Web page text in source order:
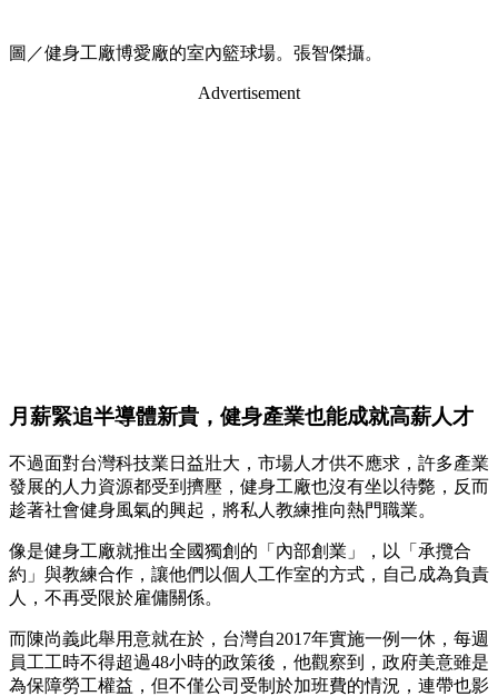
圖／健身工廠博愛廠的室內籃球場。張智傑攝。
Advertisement
月薪緊追半導體新貴，健身產業也能成就高薪人才
不過面對台灣科技業日益壯大，市場人才供不應求，許多產業
發展的人力資源都受到擠壓，健身工廠也沒有坐以待斃，反而
趁著社會健身風氣的興起，將私人教練推向熱門職業。
像是健身工廠就推出全國獨創的「內部創業」，以「承攬合
約」與教練合作，讓他們以個人工作室的方式，自己成為負責
人，不再受限於雇傭關係。
而陳尚義此舉用意就在於，台灣自2017年實施一例一休，每週
員工工時不得超過48小時的政策後，他觀察到，政府美意雖是
為保障勞工權益，但不僅公司受制於加班費的情況，連帶也影